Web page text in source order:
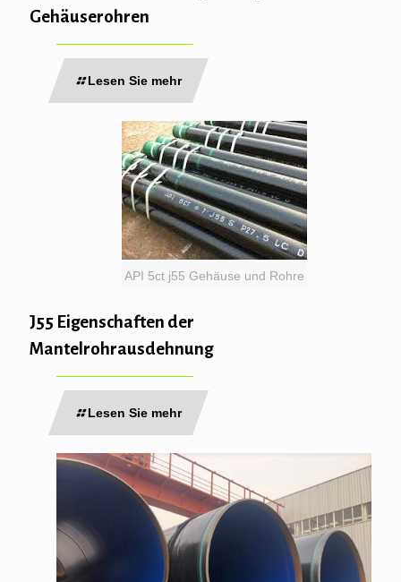
Gehäuserohren
Lesen Sie mehr
API 5ct j55 Gehäuse und Rohre
J55 Eigenschaften der
Mantelrohrausdehnung
Lesen Sie mehr